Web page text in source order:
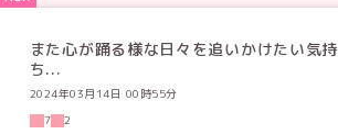
また心が踊る様な日々を追いかけたい気持
ち...
2024年03月14日 00時55分
7
2